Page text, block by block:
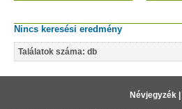
Nincs keresési eredmény
Találatok száma: db
Névjegyzék|